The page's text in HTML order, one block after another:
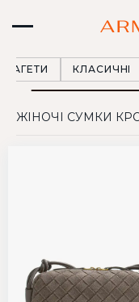
БАГЕТИ КЛАСИЧНІ
ЖІНОЧІ СУМКИ